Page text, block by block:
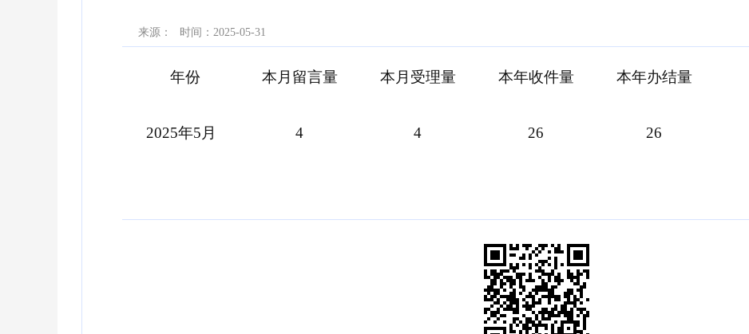
来源： 时间：2025-05-31
年份 本月留言量 本月受理量 本年收件量 本年办结量
2025年5 月 4 4 26 26